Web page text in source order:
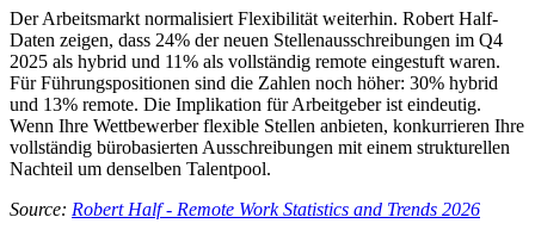
Der Arbeitsmarkt normalisiert Flexibilität weiterhin. Robert Half-
Daten zeigen, dass 24% der neuen Stellenausschreibungen im Q4
2025 als hybrid und 11% als vollständig remote eingestuft waren.
Für Führungspositionen sind die Zahlen noch höher: 30% hybrid
und 13% remote. Die Implikation für Arbeitgeber ist eindeutig.
Wenn Ihre Wettbewerber flexible Stellen anbieten, konkurrieren Ihre
vollständig bürobasierten Ausschreibungen mit einem strukturellen
Nachteil um denselben Talentpool.
Source: Robert Half - Remote Work Statistics and Trends 2026